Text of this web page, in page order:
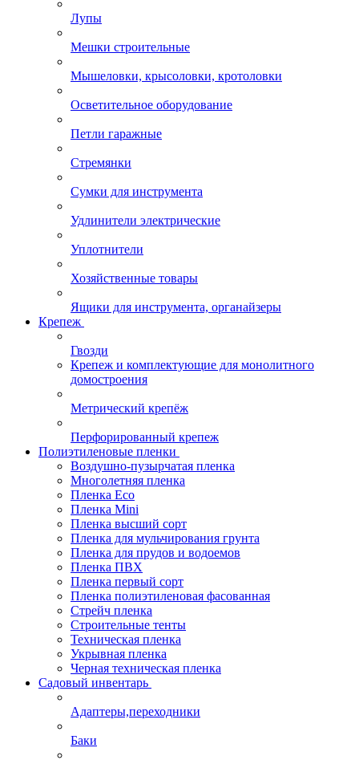
Лупы
Мешки строительные
Мышеловки, крысоловки, кротоловки
Осветительное оборудование
Петли гаражные
Стремянки
Сумки для инструмента
Удлинители электрические
Уплотнители
Хозяйственные товары
Ящики для инструмента, органайзеры
Крепеж
Гвозди
Крепеж и комплектующие для монолитного
домостроения
Метрический крепёж
Перфорированный крепеж
Полиэтиленовые пленки
Воздушно-пузырчатая пленка
Многолетняя пленка
Пленка Eco
Пленка Mini
Пленка высший сорт
Пленка для мульчирования грунта
Пленка для прудов и водоемов
Пленка ПВХ
Пленка первый сорт
Пленка полиэтиленовая фасованная
Стрейч пленка
Строительные тенты
Техническая пленка
Укрывная пленка
Черная техническая пленка
Садовый инвентарь
Адаптеры,переходники
Баки